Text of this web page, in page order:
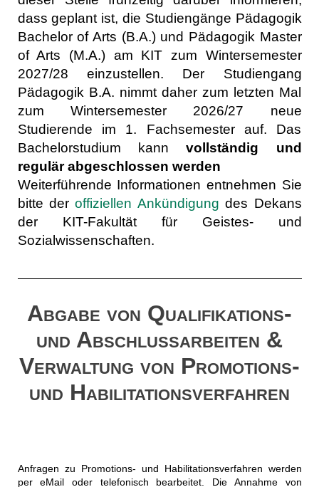
dass geplant ist, die Studiengänge Pädagogik
Bachelor of Arts (B.A.) und Pädagogik Master
of Arts (M.A.) am KIT zum Wintersemester
2027/28 einzustellen. Der Studiengang
Pädagogik B.A. nimmt daher zum letzten Mal
zum Wintersemester 2026/27 neue
Studierende im 1. Fachsemester auf. Das
Bachelorstudium kannvollständig und
regulär abgeschlossen werden
Weiterführende Informationen entnehmen Sie
bitte deroffiziellen Ankündigung des Dekans
der KIT-Fakultät für Geistes- und
Sozialwissenschaften.
Abgabe von Qualifikations-
und Abschlussarbeiten &
Verwaltung von Promotions-
und Habilitationsverfahren
Anfragen zu Promotions- und Habilitationsverfahren werden
per eMail oder telefonisch bearbeitet. Die Annahme von